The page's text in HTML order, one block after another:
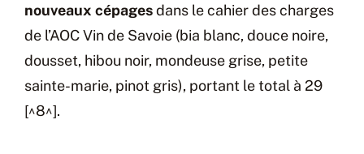
nouveaux cépagesdans le cahier des charges
de l’AOC Vin de Savoie (bia blanc, douce noire,
dousset, hibou noir, mondeuse grise, petite
sainte-marie, pinot gris), portant le total à 29
[^8^].